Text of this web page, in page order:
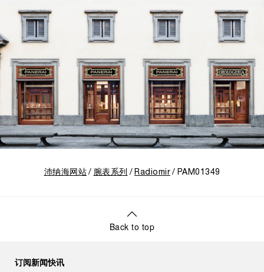
沛纳海网站 腕表系列 Radiomir PAM01349
Back to top
订阅新闻快讯